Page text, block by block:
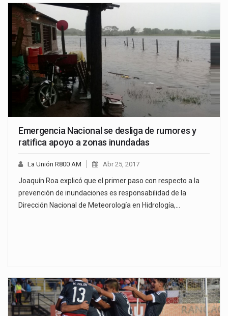
Emergencia Nacional se desliga de rumores y
ratifica apoyo a zonas inundadas
La Unión R800 AM Abr 25, 2017
Joaquín Roa explicó que el primer paso con respecto a la
prevención de inundaciones es responsabilidad de la
Dirección Nacional de Meteorología en Hidrología,…